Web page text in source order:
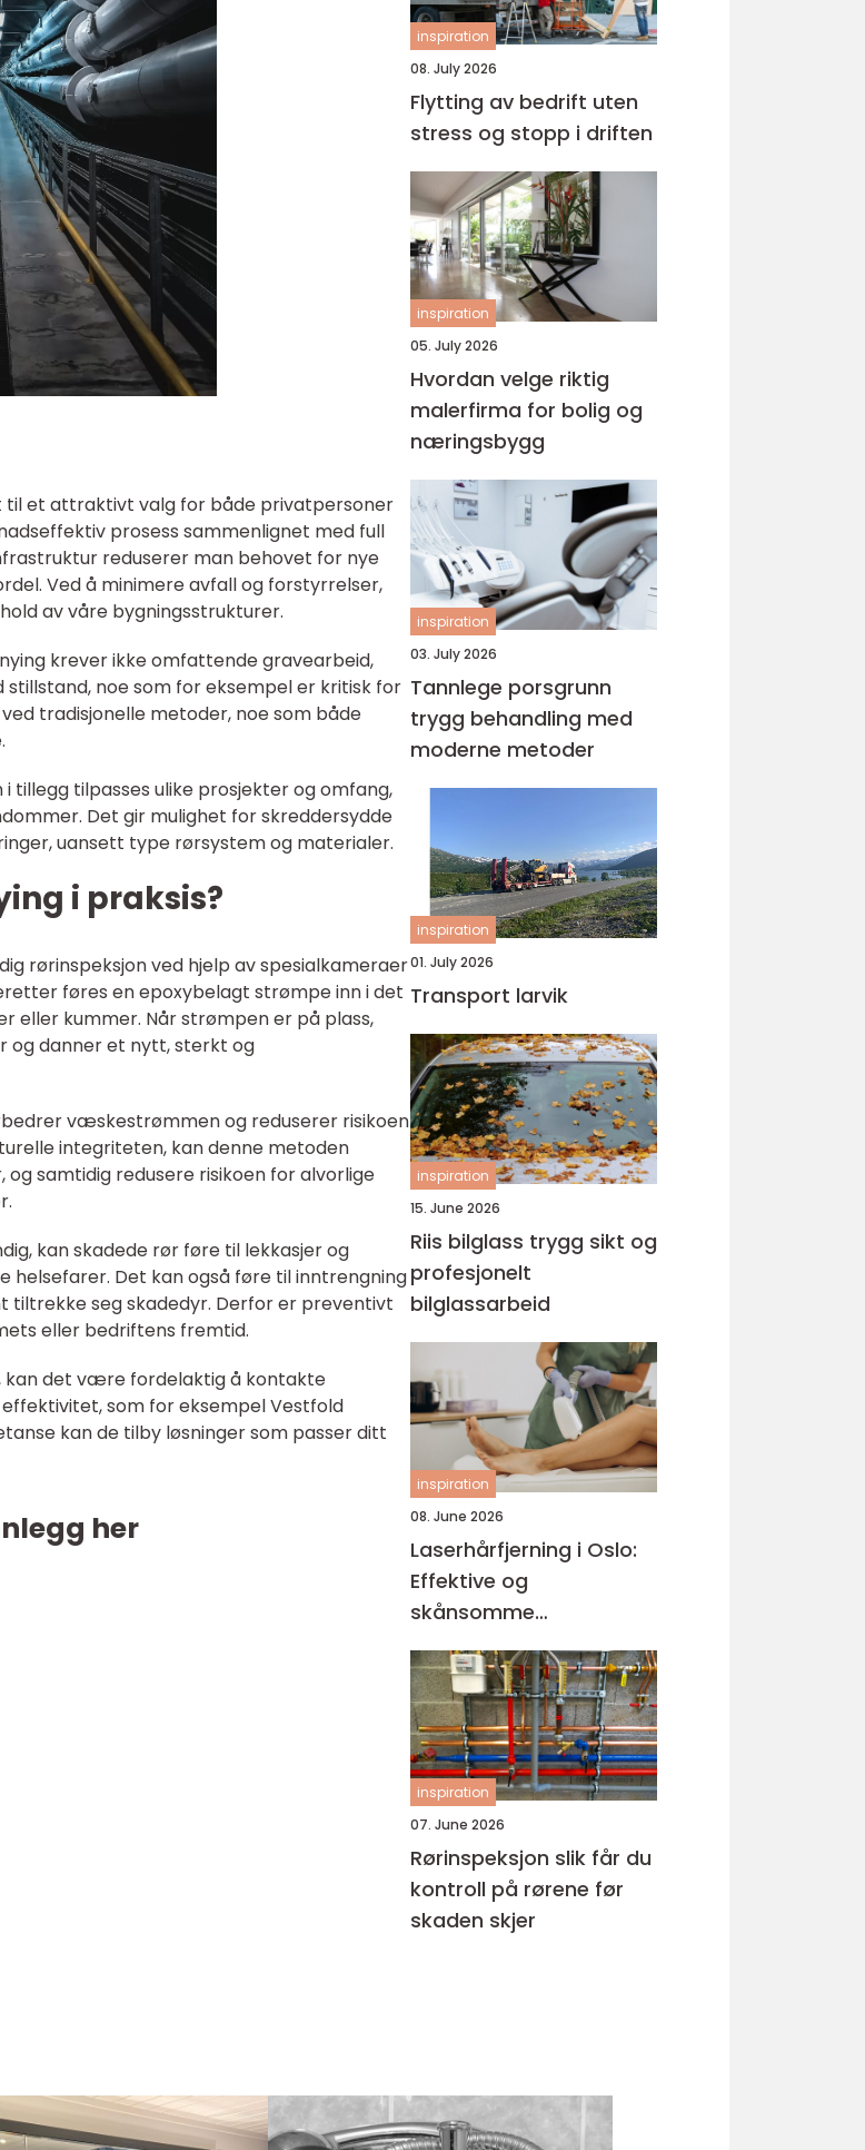
til et attraktivt valg for både privatpersoner
prosess sammenlignet med full
reduserer man behovet for nye
Ved å minimere avfall og forstyrrelser,
av våre bygningsstrukturer.
krever ikke omfattende gravearbeid,
noe som for eksempel er kritisk for
tradisjonelle metoder, noe som både
tillegg tilpasses ulike prosjekter og omfang,
Det gir mulighet for skreddersydde
uansett type rørsystem og materialer.
i praksis?
rørinspeksjon ved hjelp av spesialkameraer
føres en epoxybelagt strømpe inn i det
eller kummer. Når strømpen er på plass,
og danner et nytt, sterkt og
væskestrømmen og reduserer risikoen
integriteten, kan denne metoden
samtidig redusere risikoen for alvorlige
kan skadede rør føre til lekkasjer og
helsefarer. Det kan også føre til inntrengning
tiltrekke seg skadedyr. Derfor er preventivt
eller bedriftens fremtid.
kan det være fordelaktig å kontakte
som for eksempel Vestfold
kan de tilby løsninger som passer ditt
her
inspiration
08. July 2026
Flytting av bedrift uten
stress og stopp i driften
inspiration
05. July 2026
Hvordan velge riktig
malerfirma for bolig og
næringsbygg
inspiration
03. July 2026
Tannlege porsgrunn
trygg behandling med
moderne metoder
inspiration
01. July 2026
Transport larvik
inspiration
15. June 2026
Riis bilglass trygg sikt og
profesjonelt
bilglassarbeid
inspiration
08. June 2026
Laserhårfjerning i Oslo:
Effektive og
skånsomme
behandlinger for glatt
hud
inspiration
07. June 2026
Rørinspeksjon slik får du
kontroll på rørene før
skaden skjer